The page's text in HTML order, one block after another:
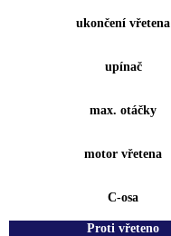
ukončení vřetena
upínač
max. otáčky
motor vřetena
C-osa
Proti vřeteno